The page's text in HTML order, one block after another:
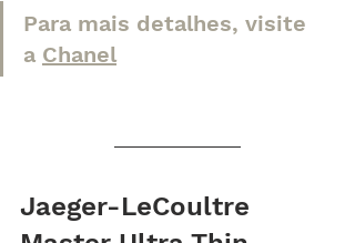
Para mais detalhes, visite
a Chanel
Jaeger-LeCoultre